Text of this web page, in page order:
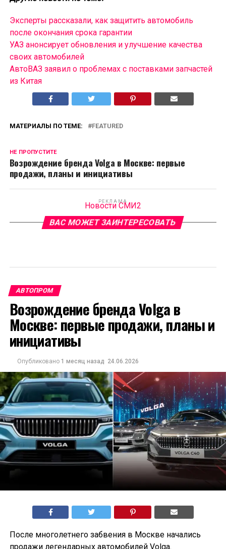
Эксперты рассказали, как защитить автомобиль
после окончания срока гарантии
УАЗ анонсирует обновления и улучшение качества
своих автомобилей
АвтоВАЗ заявил о проблемах с поставками запчастей
из Китая
МАТЕРИАЛЫ ПО ТЕМЕ: FEATURED
НЕ ПРОПУСТИТЕ
Возрождение бренда Volga в Москве: первые
продажи, планы и инициативы
РЕКЛАМА
Новости СМИ2
ВАС МОЖЕТ ЗАИНТЕРЕСОВАТЬ
АВТОПРОМ
Возрождение бренда Volga в
Москве: первые продажи, планы и
инициативы
Опубликовано 1 месяц назад 24.06.2026
После многолетнего забвения в Москве начались
продажи легендарных автомобилей Volga.